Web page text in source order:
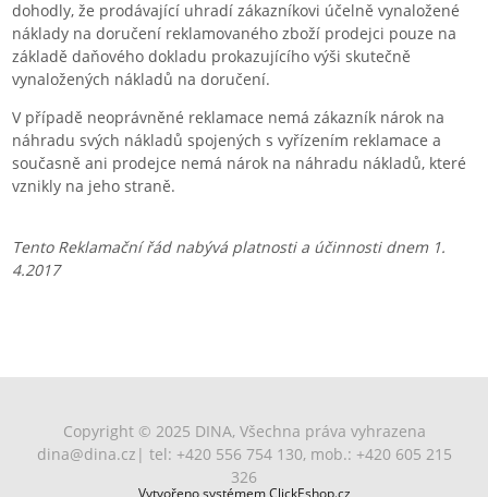
dohodly, že prodávající uhradí zákazníkovi účelně vynaložené
náklady na doručení reklamovaného zboží prodejci pouze na
základě daňového dokladu prokazujícího výši skutečně
vynaložených nákladů na doručení.
V případě neoprávněné reklamace nemá zákazník nárok na
náhradu svých nákladů spojených s vyřízením reklamace a
současně ani prodejce nemá nárok na náhradu nákladů, které
vznikly na jeho straně.
Tento Reklamační řád nabývá platnosti a účinnosti dnem 1.
4.2017
Copyright © 2025 DINA, Všechna práva vyhrazena
dina@dina.cz | tel: +420 556 754 130, mob.: +420 605 215
326
Vytvořeno systémem ClickEshop.cz